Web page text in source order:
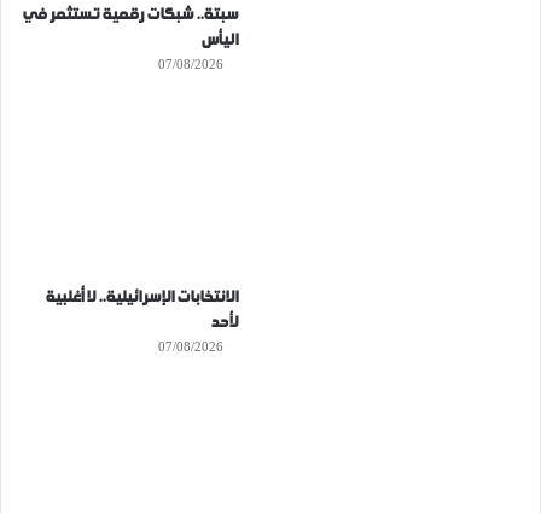
سبتة.. شبكات رقمية تستثمر في
اليأس
07/08/2026
الانتخابات الإسرائيلية.. لا أغلبية
لأحد
07/08/2026